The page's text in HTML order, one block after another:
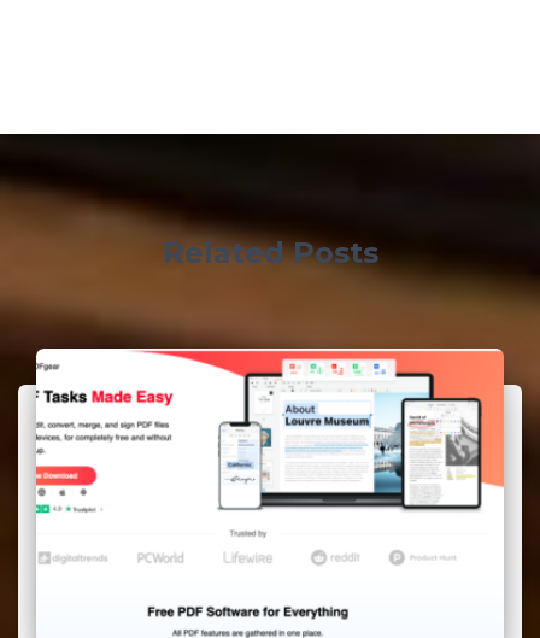
Related Posts